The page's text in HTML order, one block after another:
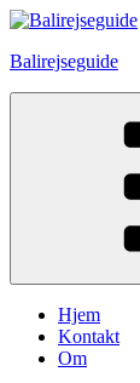
Skip
content
Balirejseguide
Hjem
Kontakt
Om